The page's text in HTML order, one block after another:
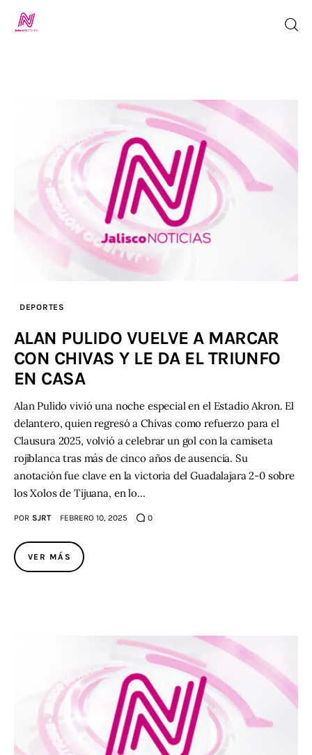
TV en Vivo
Jalisco Noticias
Programación
Jalisco TV
Jalisco RADIO / En Vivo
Nosotros
Contacto
DEPORTES
ALAN PULIDO VUELVE A MARCAR
CON CHIVAS Y LE DA EL TRIUNFO
EN CASA
Alan Pulido vivió una noche especial en el Estadio Akron. El
delantero, quien regresó a Chivas como refuerzo para el
Clausura 2025, volvió a celebrar un gol con la camiseta
rojiblanca tras más de cinco años de ausencia. Su
anotación fue clave en la victoria del Guadalajara 2-0 sobre
los Xolos de Tijuana, en lo…
POR SJRT FEBRERO 10, 2025 0
VER MÁS